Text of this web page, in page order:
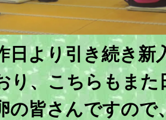
日より引き続き新
り、こちらもまた
の皆さんですので